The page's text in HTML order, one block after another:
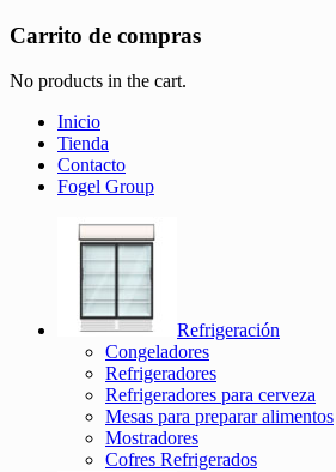
Carrito de compras
No products in the cart.
Inicio
Tienda
Contacto
Fogel Group
Refrigeración
Congeladores
Refrigeradores
Refrigeradores para cerveza
Mesas para preparar alimentos
Mostradores
Cofres Refrigerados